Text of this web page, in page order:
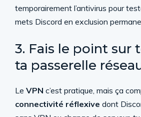
temporairement l’antivirus pour
mets Discord en exclusion
3. Fais le point sur
ta passerelle
Le VPN c’est pratique, mais ça
connectivité réflexive dont